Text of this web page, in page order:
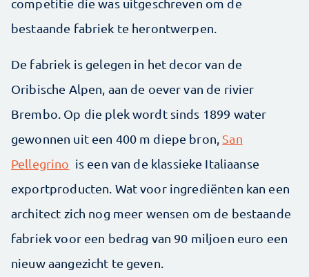
competitie die was uitgeschreven om de
bestaande fabriek te herontwerpen.
De fabriek is gelegen in het decor van de
Oribische Alpen, aan de oever van de rivier
Brembo. Op die plek wordt sinds 1899 water
gewonnen uit een 400 m diepe bron, San
Pellegrino is een van de klassieke Italiaanse
exportproducten. Wat voor ingrediënten kan een
architect zich nog meer wensen om de bestaande
fabriek voor een bedrag van 90 miljoen euro een
nieuw aangezicht te geven.